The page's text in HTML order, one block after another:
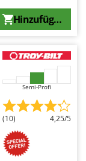
Hinzufügen
Semi-Profi
(10) 4,25/5